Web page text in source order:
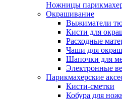
Ножницы
Окрашивание
Выжиматели
Кисти для
Расходные
Чаши для
Шапочки для
Электронные
Парикмахерские
Кисти-сметки
Кобура для